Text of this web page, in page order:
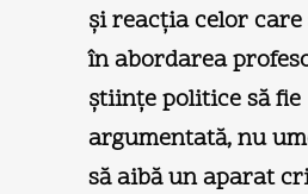
şi reacţia celor care
în abordarea
ştiinţe politice să fie
argumentată, nu
să aibă un aparat